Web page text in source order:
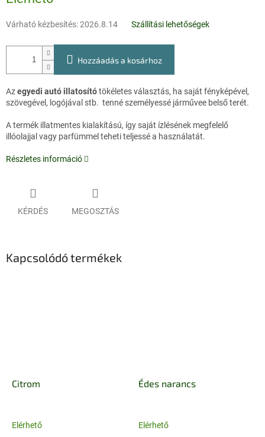
Várható kézbesítés:2026.8.14 Szállítási lehetőségek
Hozzáadás a kosárhoz
Azegyedi autó illatosítótökéletes választás, ha saját fényképével,
szövegével, logójával stb. tenné személyessé járművee belső terét.
A termék illatmentes kialakítású, így saját ízlésének megfelelő
illóolajjal vagy parfümmel teheti teljessé a használatát.
Részletes információ
KÉRDÉS MEGOSZTÁS
Kapcsolódó termékek
Citrom
Elérhető
Édes narancs
Elérhető